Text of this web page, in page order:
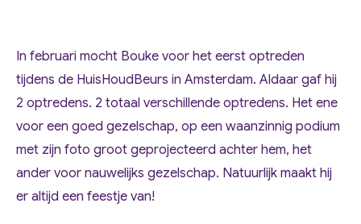
In februari mocht Bouke voor het eerst optreden
tijdens de HuisHoudBeurs in Amsterdam. Aldaar gaf hij
2 optredens. 2 totaal verschillende optredens. Het ene
voor een goed gezelschap, op een waanzinnig podium
met zijn foto groot geprojecteerd achter hem, het
ander voor nauwelijks gezelschap. Natuurlijk maakt hij
er altijd een feestje van!